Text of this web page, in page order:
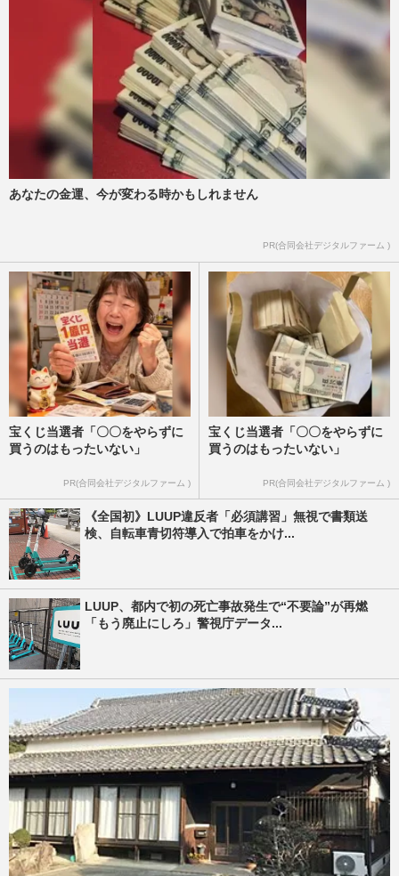
あなたの金運、今が変わる時かもしれません
PR(合同会社デジタルファーム )
宝くじ当選者「〇〇をやらずに
買うのはもったいない」
PR(合同会社デジタルファーム )
宝くじ当選者「〇〇をやらずに
買うのはもったいない」
PR(合同会社デジタルファーム )
《全国初》LUUP違反者「必須講習」無視で書類送
検、自転車青切符導入で拍車をかけ...
LUUP、都内で初の死亡事故発生で“不要論”が再燃
「もう廃止にしろ」警視庁データ...